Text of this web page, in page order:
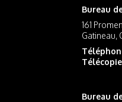
Bureau
161
Gatineau,
Bureau